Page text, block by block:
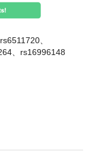
、
、rs16996148